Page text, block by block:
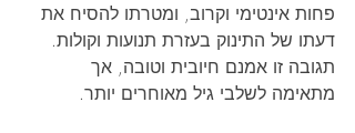
פחות אינטימי וקרוב, ומטרתו להסיח את
דעתו של התינוק בעזרת תנועות וקולות.
תגובה זו אמנם חיובית וטובה, אך
מתאימה לשלבי גיל מאוחרים יותר.